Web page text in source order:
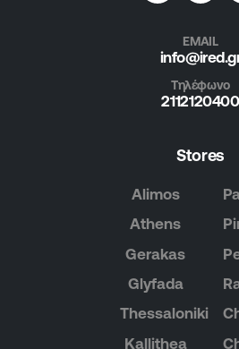
EMAIL
Τηλέφωνο
2112120400
Stores
Alimos
Athens
Gerakas
Glyfada
Thessaloniki
Kallithea